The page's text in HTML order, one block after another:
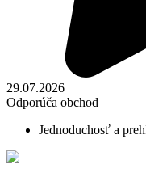
29.07.2026
Odporúča obchod
Jednoduchosť a